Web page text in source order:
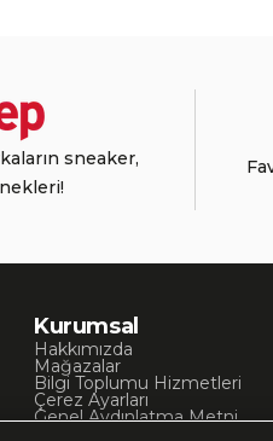
sneaker,
Kurumsal
Hakkımızda
Mağazalar
Bilgi Toplumu Hizmetleri
Çerez Ayarları
Genel Aydınlatma Metni